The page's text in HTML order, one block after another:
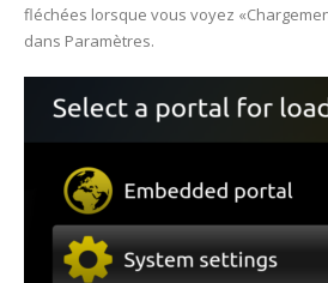
fléchées lorsque vous voyez
dans Paramètres.